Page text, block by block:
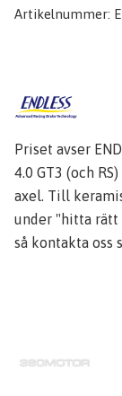
Artikelnummer:
Priset avser
4.0 GT3 (och
axel. Till
under "hitta rätt
så kontakta oss